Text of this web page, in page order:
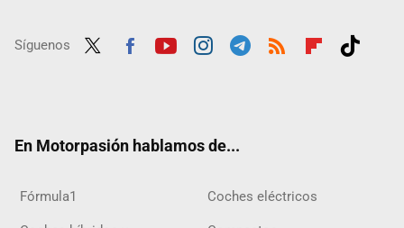
Síguenos
En Motorpasión hablamos de...
Fórmula1 Coches eléctricos